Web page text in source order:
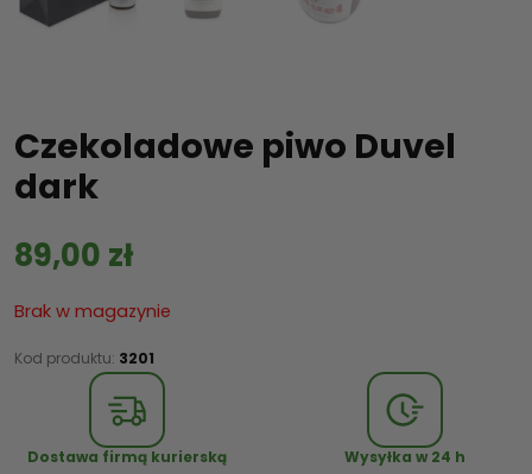
Czekoladowe piwo Duvel
dark
89,00 zł
Brak w magazynie
Kod produktu: 3201
Dostawa firmą kurierską Wysyłka w 24 h